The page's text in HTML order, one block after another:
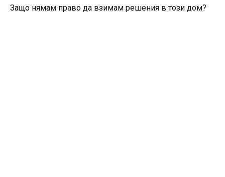
Защо нямам право да взимам решения в този дом?